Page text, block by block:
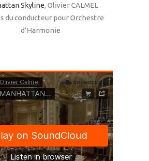
Skyline, Olivier CALMEL
du conducteur pour Orchestre
d’Harmonie